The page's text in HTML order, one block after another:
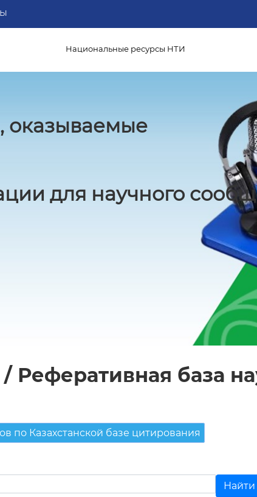
Национальные ресурсы НТИ
оказываемые
для научного
/ Реферативная база
по Казахстанской базе цитирования